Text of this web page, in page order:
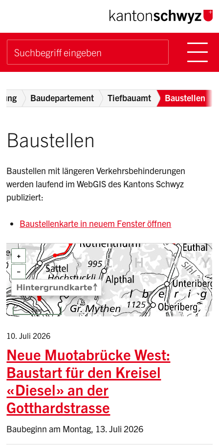
Navigieren im Kanton
Schnellnavigation
Suchbegriff
Breadcrumb
Baudepartement Tiefbauamt Baustellen
Baustellen
Baustellen mit längeren Verkehrsbehinderungen
werden laufend im WebGIS des Kantons Schwyz
publiziert:
Baustellenkarte in neuem Fenster öffnen
Neue Muotabrücke West:
Baustart für den Kreisel
«Diesel» an der
Gotthardstrasse
10. Juli 2026
Baubeginn am Montag, 13. Juli 2026